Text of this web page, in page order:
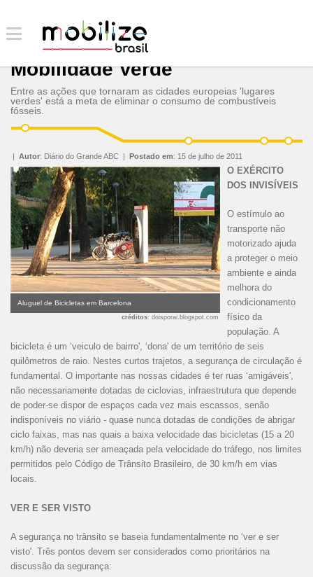
Mobilidade Verde
Entre as ações que tornaram as cidades europeias 'lugares
verdes' está a meta de eliminar o consumo de combustíveis
fósseis.
| Autor: Diário do Grande ABC | Postado em: 15 de julho de 2011
Aluguel de Bicicletas em Barcelona
créditos: doisporai.blogspot.com
O EXÉRCITO
DOS INVISÍVEIS
O estímulo ao
transporte não
motorizado ajuda
a proteger o meio
ambiente e ainda
melhora do
condicionamento
físico da
população. A
bicicleta é um ‘veiculo de bairro', ‘dona' de um território de seis
quilômetros de raio. Nestes curtos trajetos, a segurança de circulação é
fundamental. O importante nas nossas cidades é ter ruas ‘amigáveis',
não necessariamente dotadas de ciclovias, infraestrutura que depende
de poder-se dispor de espaços cada vez mais escassos, senão
indisponíveis no viário - quase nunca dotadas de condições de abrigar
ciclo faixas, mas nas quais a baixa velocidade das bicicletas (15 a 20
km/h) não deveria ser ameaçada pela velocidade do tráfego, nos limites
permitidos pelo Código de Trânsito Brasileiro, de 30 km/h em vias
locais.
VER E SER VISTO
A segurança no trânsito se baseia fundamentalmente no ‘ver e ser
visto'. Três pontos devem ser considerados como prioritários na
discussão da segurança: